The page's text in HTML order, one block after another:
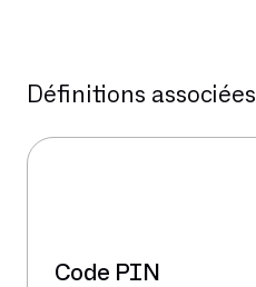
Définitions associées
Code PIN